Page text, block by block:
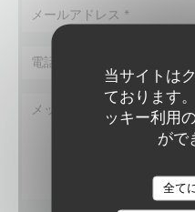
当サイトは
ております
ッキー利用
がで
全て
LE